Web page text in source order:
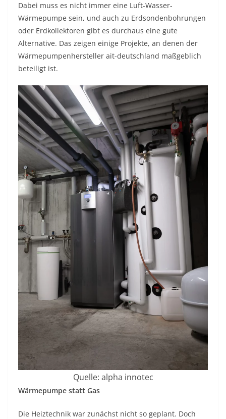
Dabei muss es nicht immer eine Luft-Wasser-
Wärmepumpe sein, und auch zu Erdsondenbohrungen
oder Erdkollektoren gibt es durchaus eine gute
Alternative. Das zeigen einige Projekte, an denen der
Wärmepumpenhersteller ait-deutschland maßgeblich
beteiligt ist.
Quelle: alpha innotec
Wärmepumpe statt Gas
Die Heiztechnik war zunächst nicht so geplant. Doch